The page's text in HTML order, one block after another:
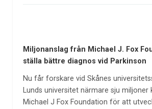
Miljonanslag från Michael J. Fox
ställa bättre diagnos vid Parkinson
Nu får forskare vid Skånes
Lunds universitet närmare sju miljoner
Michael J Fox Foundation för att